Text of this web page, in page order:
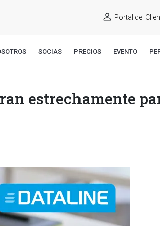
Portal del
SOCIAS PRECIOS EVENTO
estrechamente